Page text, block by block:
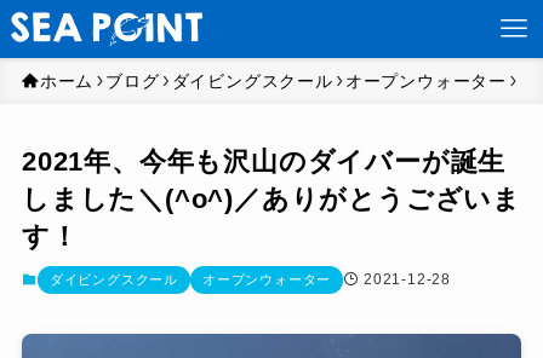
ホーム ブログ ダイビングスクール オープンウォーター
2021年、今年も沢山のダイバーが誕生
しました＼(^o^)／ありがとうございま
す！
ダイビングスクール オープンウォーター 2021-12-28